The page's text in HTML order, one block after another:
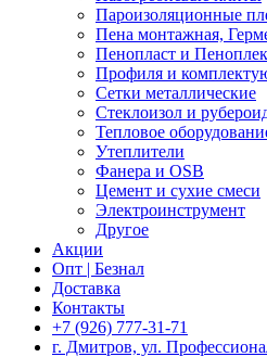
Пароизоляционные
Пена монтажная,
Пенопласт и
Профиля и
Сетки металлические
Стеклоизол и
Тепловое
Утеплители
Фанера и OSB
Цемент и сухие смеси
Электроинструмент
Другое
Акции
Опт | Безнал
Доставка
Контакты
+7 (926) 777-31-71
г. Дмитров, ул.